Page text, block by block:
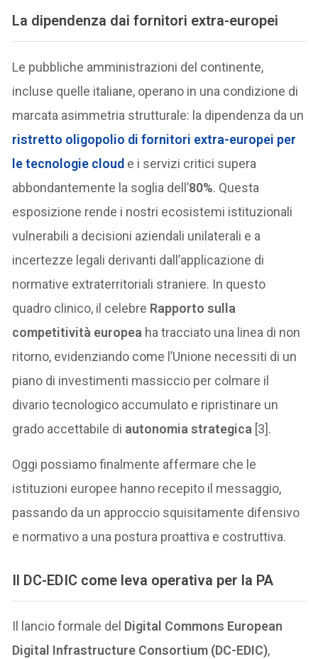
La dipendenza dai fornitori extra-europei
Le pubbliche amministrazioni del continente,
incluse quelle italiane, operano in una condizione di
marcata asimmetria strutturale: la dipendenza da un
ristretto oligopolio difornitori extra-europei per
le tecnologie cloud e i servizi critici supera
abbondantemente la soglia dell’80%. Questa
esposizione rende i nostri ecosistemi istituzionali
vulnerabili a decisioni aziendali unilaterali e a
incertezze legali derivanti dall’applicazione di
normative extraterritoriali straniere. In questo
quadro clinico, il celebre Rapporto sulla
competitività europea ha tracciato una linea di non
ritorno, evidenziando come l’Unione necessiti di un
piano di investimenti massiccio per colmare il
divario tecnologico accumulato e ripristinare un
grado accettabile di autonomia strategica [3].
Oggi possiamo finalmente affermare che le
istituzioni europee hanno recepito il messaggio,
passando da un approccio squisitamente difensivo
e normativo a una postura proattiva e costruttiva.
Il DC-EDIC come leva operativa per la PA
Il lancio formale del Digital Commons European
Digital Infrastructure Consortium (DC-EDIC),